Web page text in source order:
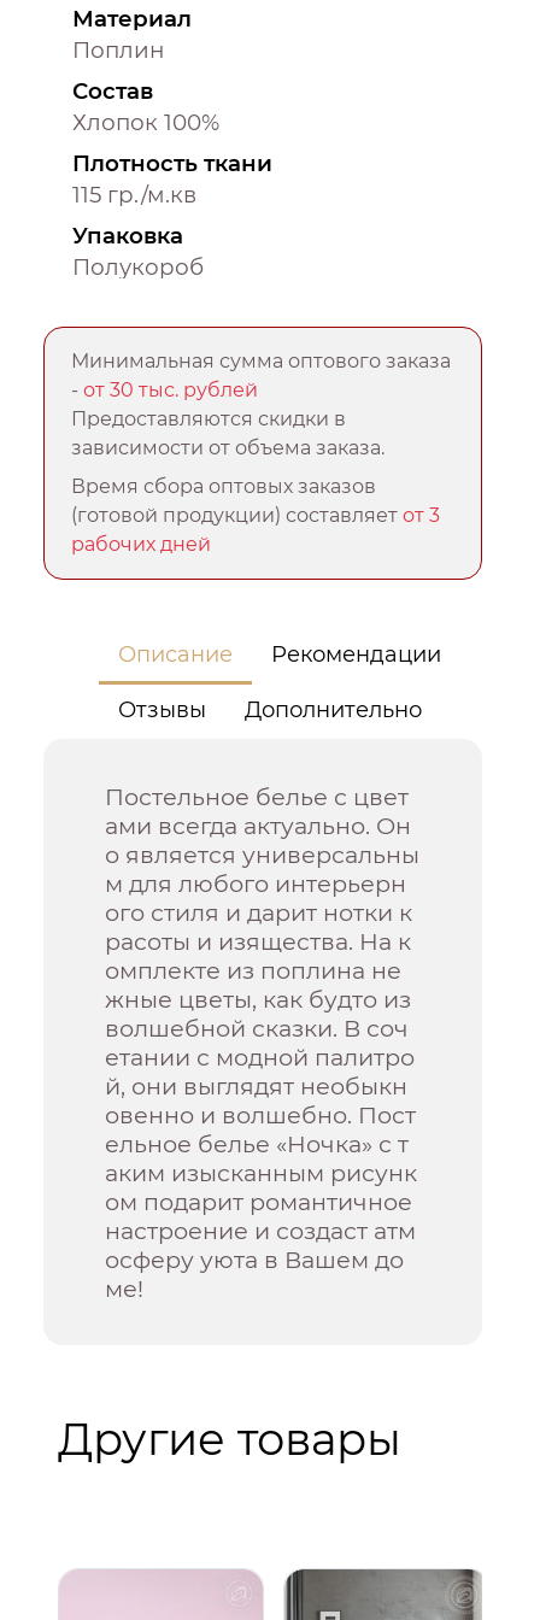
Материал
Поплин
Состав
Хлопок 100%
Плотность ткани
115 гр./м.кв
Упаковка
Полукороб
Минимальная сумма оптового заказа
-от 30 тыс. рублей
Предоставляются скидки в
зависимости от объема заказа.
Время сбора оптовых заказов
(готовой продукции) составляетот 3
рабочих дней
Описание Рекомендации
Отзывы Дополнительно
Постельное белье с цвет
ами всегда актуально. Он
о является универсальны
м для любого интерьерн
ого стиля и дарит нотки к
расоты и изящества. На к
омплекте из поплина не
жные цветы, как будто из
волшебной сказки. В соч
етании с модной палитро
й, они выглядят необыкн
овенно и волшебно. Пост
ельное белье «Ночка» с т
аким изысканным рисунк
ом подарит романтичное
настроение и создаст атм
осферу уюта в Вашем до
ме!
Другие товары